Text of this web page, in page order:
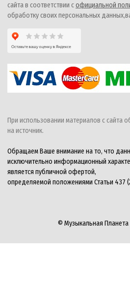
сайта в соответствии софициальной
обработку своих персональных
При использовании материалов с сайта
на источник.
Обращаем Ваше внимание на то, что
исключительно информационный
является публичной офертой,
определяемой положениями Статьи 437
© Музыкальная Планета